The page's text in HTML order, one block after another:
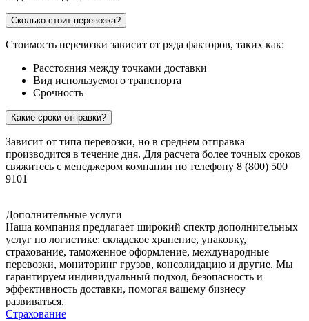
Сколько стоит перевозка?
Стоимость перевозки зависит от ряда факторов, таких как:
Расстояния между точками доставки
Вид используемого транспорта
Срочность
Какие сроки отправки?
Зависит от типа перевозки, но в среднем отправка
производится в течение дня. Для расчета более точных сроков
свяжитесь с менеджером компании по телефону 8 (800) 500
9101
Дополнительные услуги
Наша компания предлагает широкий спектр дополнительных
услуг по логистике: складское хранение, упаковку,
страхование, таможенное оформление, международные
перевозки, мониторинг грузов, консолидацию и другие. Мы
гарантируем индивидуальный подход, безопасность и
эффективность доставки, помогая вашему бизнесу
развиваться.
Страхование